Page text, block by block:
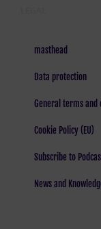
masthead
Data protection
General terms and
Cookie Policy (EU)
Subscribe to
News and